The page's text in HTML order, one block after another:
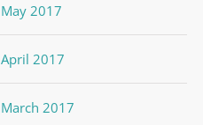
May 2017
April 2017
March 2017